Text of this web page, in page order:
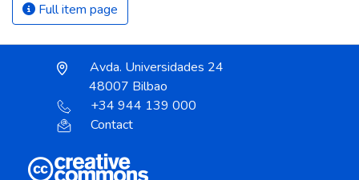
Full item page
Avda. Universidades 24
48007 Bilbao
+34 944 139 000
Contact